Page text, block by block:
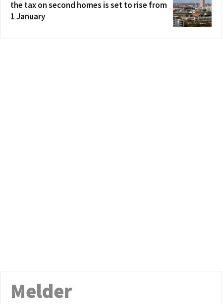
the tax on second homes is set to rise from
1 January
Melder